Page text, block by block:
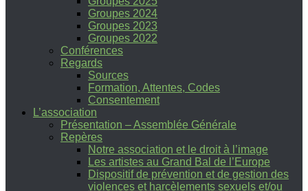
Groupes 2024
Groupes 2023
Groupes 2022
Conférences
Regards
Sources
Formation, Attentes, Codes
Consentement
L’association
Présentation – Assemblée Générale
Repères
Notre association et le droit à l’image
Les artistes au Grand Bal de l’Europe
Dispositif de prévention et de gestion des
violences et harcèlements sexuels et/ou